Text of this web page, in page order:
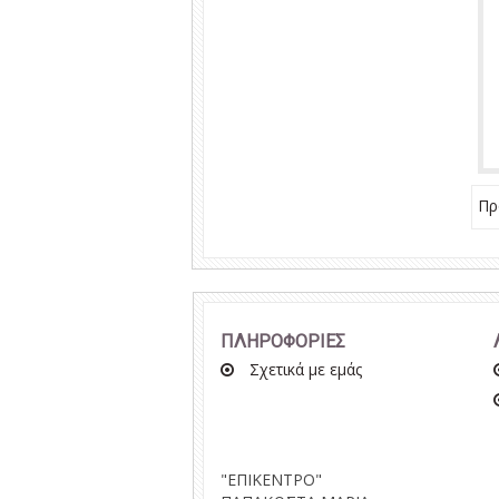
ΠΛΗΡΟΦΟΡΙΕΣ
Σχετικά με εμάς
"ΕΠΙΚΕΝΤΡΟ"